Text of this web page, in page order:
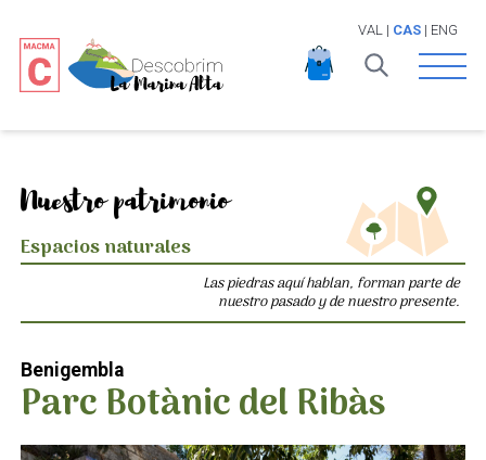
VAL | CAS| ENG
Open
Nuestro patrimonio
Espacios naturales
Las piedras aquí hablan, forman parte de
nuestro pasado y de nuestro presente.
Benigembla
Parc Botànic del Ribàs